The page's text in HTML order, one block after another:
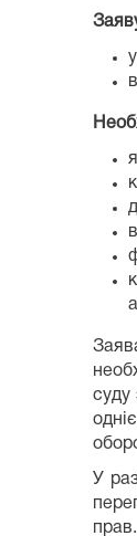
суду
У
прав.